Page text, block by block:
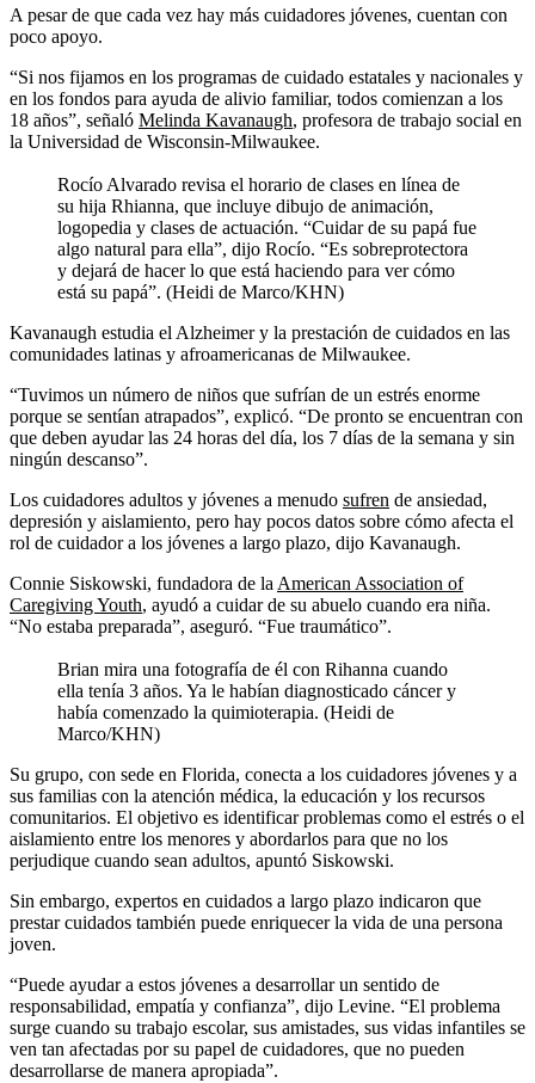
A pesar de que cada vez hay más cuidadores jóvenes, cuentan con
poco apoyo.
“Si nos fijamos en los programas de cuidado estatales y nacionales y
en los fondos para ayuda de alivio familiar, todos comienzan a los
18 años”, señaló Melinda Kavanaugh, profesora de trabajo social en
la Universidad de Wisconsin-Milwaukee.
Rocío Alvarado revisa el horario de clases en línea de
su hija Rhianna, que incluye dibujo de animación,
logopedia y clases de actuación. “Cuidar de su papá fue
algo natural para ella”, dijo Rocío. “Es sobreprotectora
y dejará de hacer lo que está haciendo para ver cómo
está su papá”. (Heidi de Marco/KHN)
Kavanaugh estudia el Alzheimer y la prestación de cuidados en las
comunidades latinas y afroamericanas de Milwaukee.
“Tuvimos un número de niños que sufrían de un estrés enorme ​​
porque se sentían atrapados”, explicó. “De pronto se encuentran con
que deben ayudar las 24 horas del día, los 7 días de la semana y sin
ningún descanso”.
Los cuidadores adultos y jóvenes a menudo sufren de ansiedad,
depresión y aislamiento, pero hay pocos datos sobre cómo afecta el
rol de cuidador a los jóvenes a largo plazo, dijo Kavanaugh.
Connie Siskowski, fundadora de laAmerican Association of
Caregiving Youth, ayudó a cuidar de su abuelo cuando era niña.
“No estaba preparada”, aseguró. “Fue traumático”.
Brian mira una fotografía de él con Rihanna cuando
ella tenía 3 años. Ya le habían diagnosticado cáncer y
había comenzado la quimioterapia. (Heidi de
Marco/KHN)
Su grupo, con sede en Florida, conecta a los cuidadores jóvenes y a
sus familias con la atención médica, la educación y los recursos
comunitarios. El objetivo es identificar problemas como el estrés o el
aislamiento entre los menores y abordarlos para que no los
perjudique cuando sean adultos, apuntó Siskowski.
Sin embargo, expertos en cuidados a largo plazo indicaron que
prestar cuidados también puede enriquecer la vida de una persona
joven.
“Puede ayudar a estos jóvenes a desarrollar un sentido de
responsabilidad, empatía y confianza”, dijo Levine. “El problema
surge cuando su trabajo escolar, sus amistades, sus vidas infantiles se
ven tan afectadas por su papel de cuidadores, que no pueden
desarrollarse de manera apropiada”.